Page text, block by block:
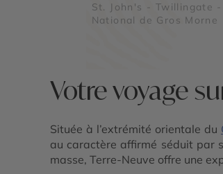
St. John's - Twillingate
National de Gros
Votre voyage
Située à l’extrémité orientale du
au caractère affirmé séduit par
masse, Terre-Neuve offre une